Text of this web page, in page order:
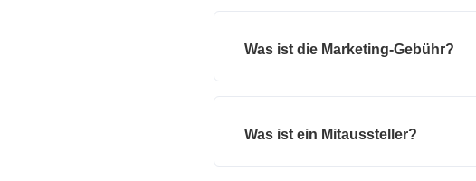
Was ist die Marketing-Gebühr?
Was ist ein Mitaussteller?